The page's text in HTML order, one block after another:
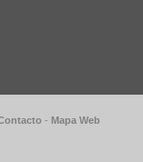
- Mapa Web